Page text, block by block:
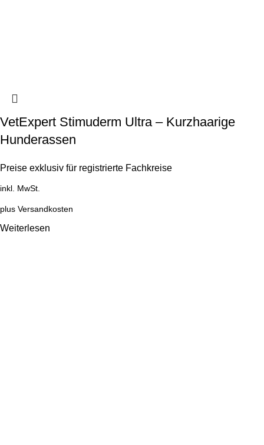
VetExpert Stimuderm Ultra – Kurzhaarige
Hunderassen
Preise exklusiv für registrierte Fachkreise
inkl. MwSt.
plus Versandkosten
Weiterlesen